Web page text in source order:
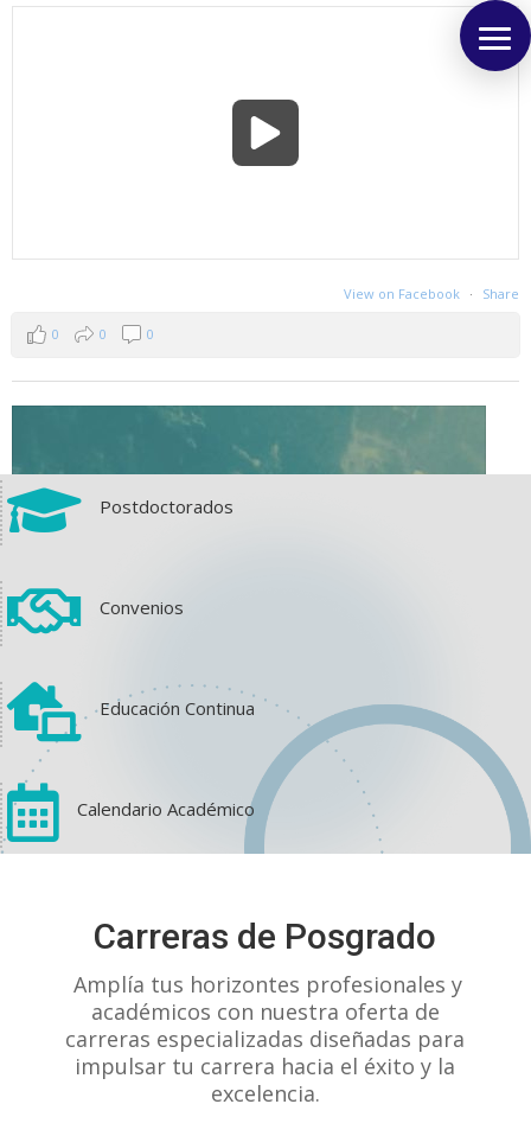
View on Facebook · Share
0 0 0
1 0
 Postdoctorados
 Convenios
 Educación Continua
 Calendario Académico
Carreras de Posgrado
Amplía tus horizontes profesionales y
académicos con nuestra oferta de
carreras especializadas diseñadas para
impulsar tu carrera hacia el éxito y la
excelencia.